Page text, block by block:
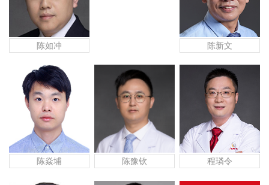
陈如冲 陈新文
陈焱埔 陈豫钦 程璘令